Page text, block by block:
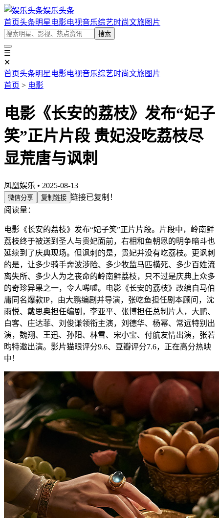
娱乐头条
首页头条明星 电影电视音乐综艺时尚文旅图片
搜索
☰
✕
首页头条明星 电影电视音乐综艺时尚文旅图片
首页 > 电影
电影《长安的荔枝》发布“妃子
笑”正片片段 贵妃没吃荔枝尽
显荒唐与讽刺
凤凰娱乐 • 2025-08-13
微信分享 复制链接 链接已复制！
阅读量：
电影《长安的荔枝》发布“妃子笑”正片片段。片段中，岭南鲜
荔枝终于被送到圣人与贵妃面前，右相和鱼朝恩的明争暗斗也
延续到了庆典现场。但讽刺的是，贵妃并没有吃荔枝。更讽刺
的是，让多少骑手奔波涉险、多少牧监马匹横死、多少百姓流
离失所、多少人为之丧命的岭南鲜荔枝，只不过是庆典上众多
的奇珍异果之一，令人唏嘘。电影《长安的荔枝》改编自马伯
庸同名爆款IP，由大鹏编剧并导演，张吃鱼担任剧本顾问，沈
雨悦、戴思奥担任编剧，李亚平、张博担任总制片人，大鹏、
白客、庄达菲、刘俊谦领衔主演，刘德华、杨幂、常远特别出
演，魏翔、王迅、孙阳、林雪、宋小宝、付航友情出演，张若
昀特邀出演。影片猫眼评分9.6、豆瓣评分7.6，正在高分热映
中！